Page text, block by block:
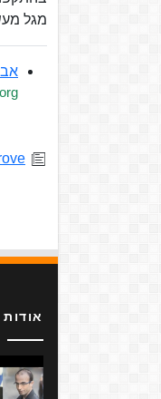
מגל
אודות